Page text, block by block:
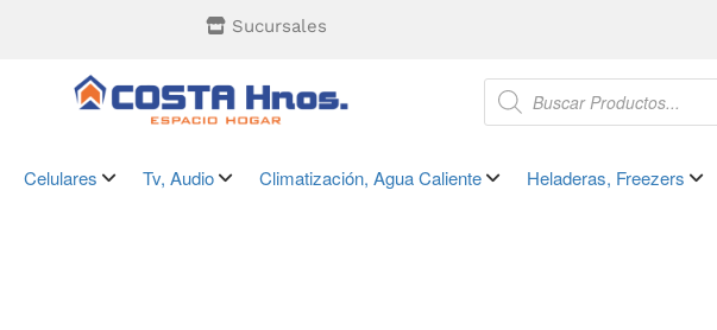
Sucursales
Celulares Tv, Audio Climatización, Agua Caliente Heladeras, Freezers